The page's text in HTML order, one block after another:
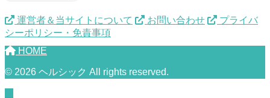
運営者＆当サイトについて お問い合わせ
プライバ
シーポリシー・免責事項
HOME
© 2026 ヘルシック All rights reserved.